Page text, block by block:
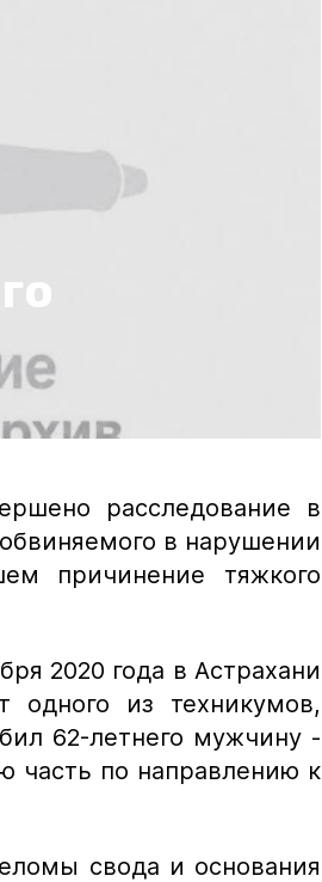
расследование в
в нарушении
причинение тяжкого
2020 года в Астрахани
одного из техникумов,
62-летнего мужчину -
часть по направлению к
свода и основания